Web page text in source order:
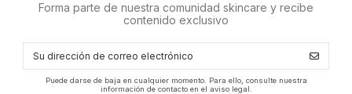
Forma parte de nuestra comunidad skincare y recibe
contenido exclusivo
Puede darse de baja en cualquier momento. Para ello, consulte nuestra
información de contacto en el aviso legal.